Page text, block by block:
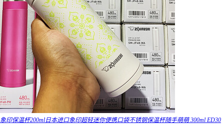
象印保温杯200ml日本进口象印超轻迷你便携口袋不锈钢保温杯随手萌萌 300ml ED30